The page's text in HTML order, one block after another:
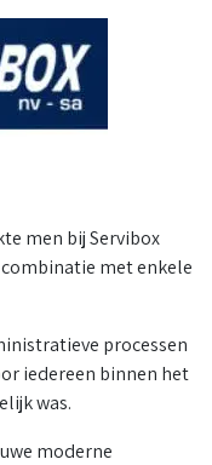
men bij Servibox
met enkele
processen
iedereen binnen het
was.
moderne